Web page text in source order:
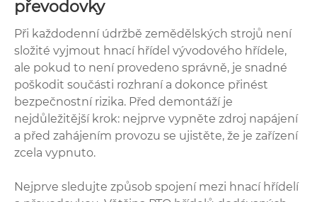
převodovky
Při každodenní údržbě zemědělských strojů není
složité vyjmout hnací hřídel vývodového hřídele,
ale pokud to není provedeno správně, je snadné
poškodit součásti rozhraní a dokonce přinést
bezpečnostní rizika. Před demontáží je
nejdůležitější krok: nejprve vypněte zdroj napájení
a před zahájením provozu se ujistěte, že je zařízení
zcela vypnuto.
Nejprve sledujte způsob spojení mezi hnací hřídelí